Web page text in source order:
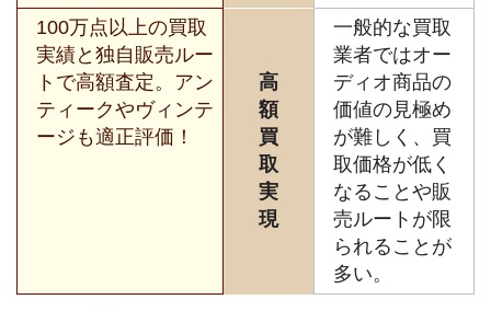
100万点以上の買取
実績と独自販売ルー
トで高額査定。アン
ティークやヴィンテ
ージも適正評価！
高
額
買
取
実
現
一般的な買取
業者ではオー
ディオ商品の
価値の見極め
が難しく、買
取価格が低く
なることや販
売ルートが限
られることが
多い。